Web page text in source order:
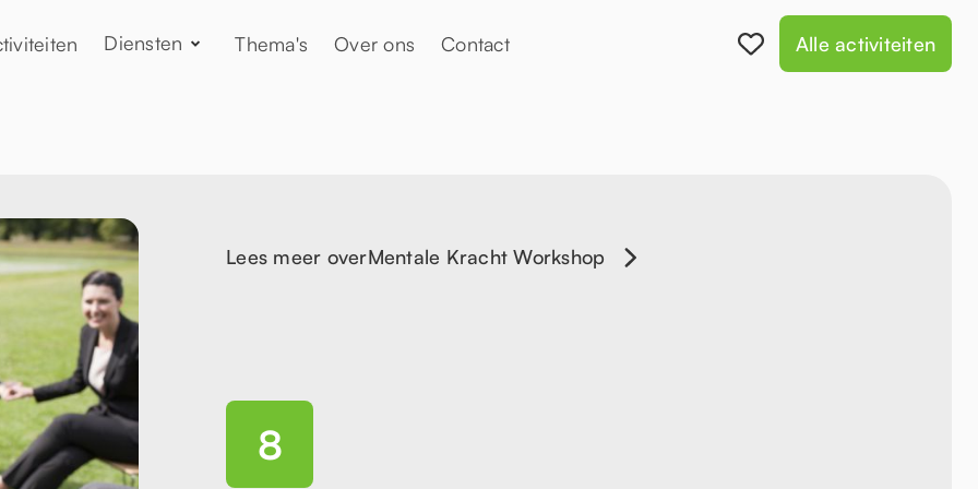
Diensten Thema's Over ons Contact Alle activiteiten
Lees meer overMentale Kracht Workshop
8